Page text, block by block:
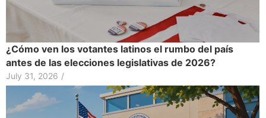
¿Cómo ven los votantes latinos el rumbo del país
antes de las elecciones legislativas de 2026?
July 31, 2026 /